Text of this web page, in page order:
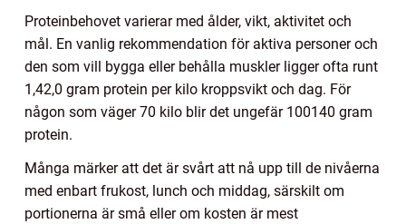
Proteinbehovet varierar med ålder, vikt, aktivitet och
mål. En vanlig rekommendation för aktiva personer och
den som vill bygga eller behålla muskler ligger ofta runt
1,42,0 gram protein per kilo kroppsvikt och dag. För
någon som väger 70 kilo blir det ungefär 100140 gram
protein.
Många märker att det är svårt att nå upp till de nivåerna
med enbart frukost, lunch och middag, särskilt om
portionerna är små eller om kosten är mest